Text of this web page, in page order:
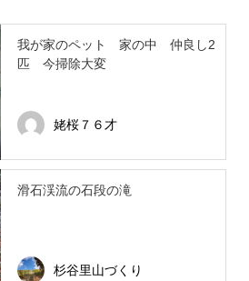
我が家のペット 家の中 仲良し2
匹 今掃除大変
姥桜７６才
滑石渓流の石段の滝
杉谷里山づくり